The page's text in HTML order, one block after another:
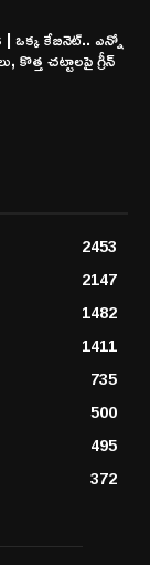
ఒక్క కేబినెట్.. ఎన్నో
కొత్త చట్టాలపై గ్రీన్
2453
2147
1482
1411
735
500
495
372